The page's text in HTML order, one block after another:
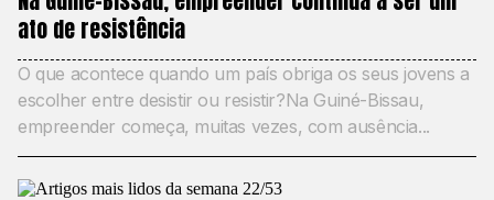
ato de resistência
O que acontece quando um país obriga os seus jovens a
escolher entre desistir ou resistir?Na Guiné-Bissau,
empreender começa, muitas vezes, com ausência...